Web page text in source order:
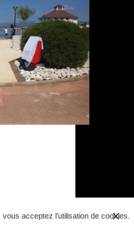
acceptez l’utilisation de cookies.
×